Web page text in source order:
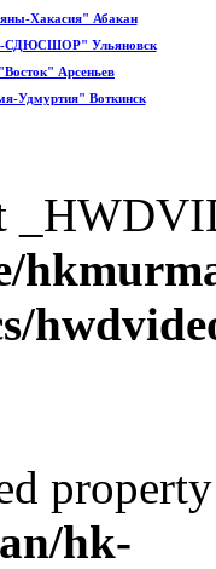
Хакасия" Абакан
СДЮСШОР" Ульяновск
"Восток" Арсеньев
Удмуртия" Воткинск
hk-